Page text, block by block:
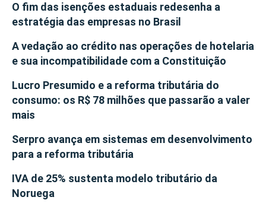
O fim das isenções estaduais redesenha a
estratégia das empresas no Brasil
A vedação ao crédito nas operações de hotelaria
e sua incompatibilidade com a Constituição
Lucro Presumido e a reforma tributária do
consumo: os R$ 78 milhões que passarão a valer
mais
Serpro avança em sistemas em desenvolvimento
para a reforma tributária
IVA de 25% sustenta modelo tributário da
Noruega